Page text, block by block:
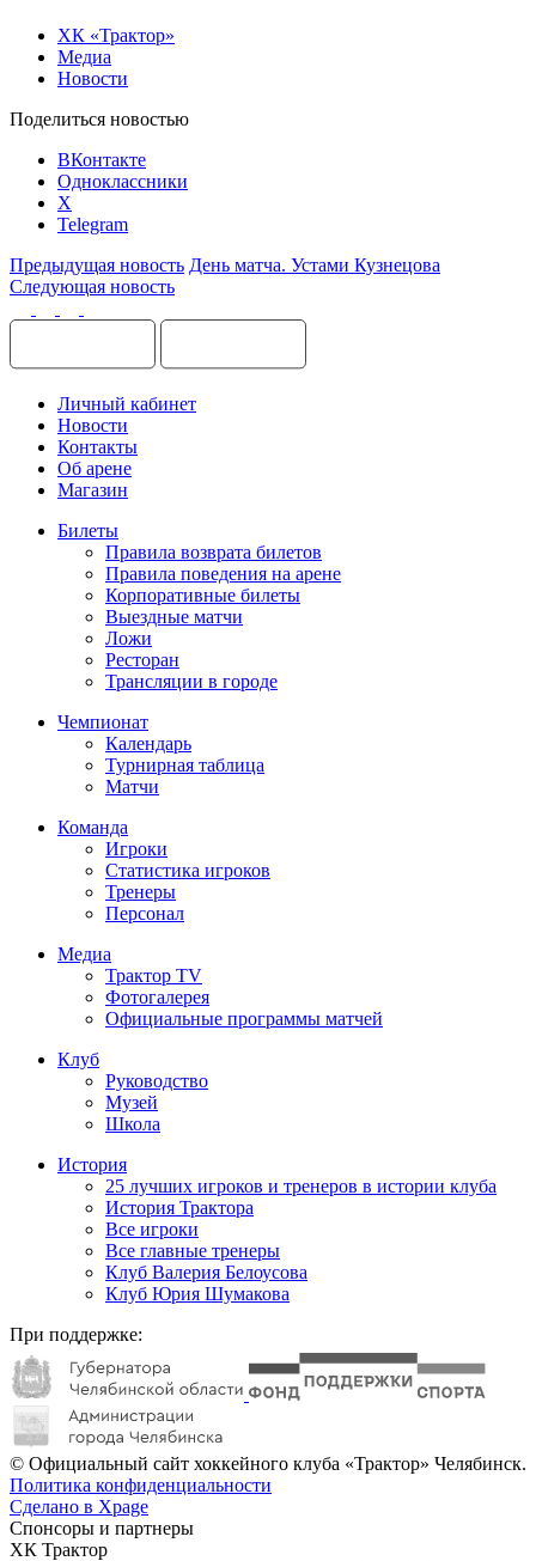
ХК «Трактор»
Медиа
Новости
Поделиться новостью
ВКонтакте
Одноклассники
X
Telegram
Предыдущая новость День матча. Устами Кузнецова
Следующая новость
Личный кабинет
Новости
Контакты
Об арене
Магазин
Билеты
Правила возврата билетов
Правила поведения на арене
Корпоративные билеты
Выездные матчи
Ложи
Ресторан
Трансляции в городе
Чемпионат
Календарь
Турнирная таблица
Матчи
Команда
Игроки
Статистика игроков
Тренеры
Персонал
Медиа
Трактор TV
Фотогалерея
Официальные программы матчей
Клуб
Руководство
Музей
Школа
История
25 лучших игроков и тренеров в истории клуба
История Трактора
Все игроки
Все главные тренеры
Клуб Валерия Белоусова
Клуб Юрия Шумакова
При поддержке:
© Официальный сайт хоккейного клуба «Трактор» Челябинск.
Политика конфиденциальности
Сделано в Xpage
Спонсоры и партнеры
ХК Трактор